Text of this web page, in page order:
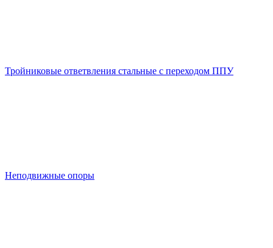
Тройниковые ответвления стальные с переходом ППУ
Неподвижные опоры